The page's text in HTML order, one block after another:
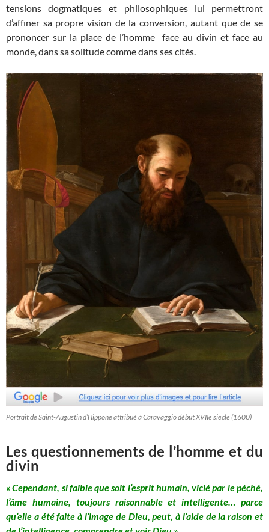
tensions dogmatiques et philosophiques lui permettront
d’affiner sa propre vision de la conversion, autant que de se
prononcer sur la place de l’homme face au divin et face au
monde, dans sa solitude comme dans ses cités.
Portrait de Saint-Augustin d’Hippone attribué à Caravaggio début XVIIe siècle (1600)
Les questionnements de l’homme et du
divin
« Cependant, si faible que soit l’esprit humain, vicié par le péché,
l’âme humaine, toujours raisonnable et intelligente… parce
qu’elle a été faite à l’image de Dieu, peut, à l’aide de la raison et